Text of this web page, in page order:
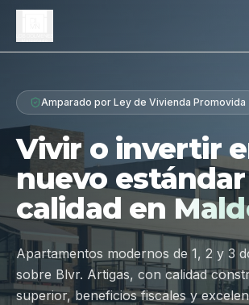
Proyecto
Diferenciales
Tipologías
Galería
Ubicación
Contacto
Amparado por Ley de Vivienda Promovida
Vivir o invertir
nuevo
calidad en
Apartamentos modernos de 1, 2 y 3
sobre Blvr. Artigas, con calidad
superior, beneficios fiscales y